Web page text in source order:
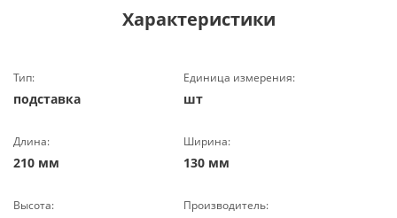
Характеристики
Тип:
подставка
Единица измерения:
шт
Длина:
210 мм
Ширина:
130 мм
Высота: Производитель: